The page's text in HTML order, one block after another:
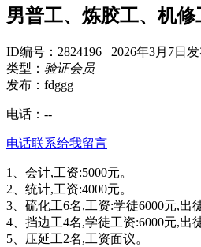
男普工、炼胶工、机修
ID编号：2824196 2026年3月7日
类型： 验证会员
发布：fdggg
电话： --
电话联系给我留言
1、会计,工资:5000元。
2、统计,工资:4000元。
3、硫化工6名,工资:学徒6000元,出
4、挡边工4名,学徒工资:6000元,出
5、压延工2名,工资面议。